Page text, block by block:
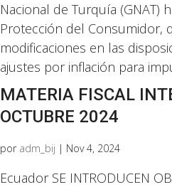
Nacional de Turquía (GNAT)
Protección del Consumidor,
modificaciones en las
ajustes por inflación para
MATERIA FISCAL
OCTUBRE 2024
por adm_bij | Nov 4, 2024
Ecuador SE INTRODUCEN